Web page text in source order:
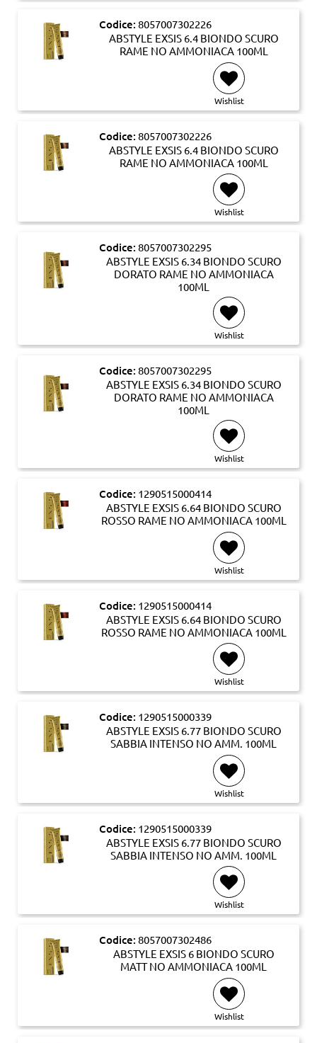
Codice: 8057007302226
ABSTYLE EXSIS 6.4 BIONDO SCURO
RAME NO AMMONIACA 100ML
Wishlist
Codice: 8057007302226
ABSTYLE EXSIS 6.4 BIONDO SCURO
RAME NO AMMONIACA 100ML
Wishlist
Codice: 8057007302295
ABSTYLE EXSIS 6.34 BIONDO SCURO
DORATO RAME NO AMMONIACA
100ML
Wishlist
Codice: 8057007302295
ABSTYLE EXSIS 6.34 BIONDO SCURO
DORATO RAME NO AMMONIACA
100ML
Wishlist
Codice: 1290515000414
ABSTYLE EXSIS 6.64 BIONDO SCURO
ROSSO RAME NO AMMONIACA 100ML
Wishlist
Codice: 1290515000414
ABSTYLE EXSIS 6.64 BIONDO SCURO
ROSSO RAME NO AMMONIACA 100ML
Wishlist
Codice: 1290515000339
ABSTYLE EXSIS 6.77 BIONDO SCURO
SABBIA INTENSO NO AMM. 100ML
Wishlist
Codice: 1290515000339
ABSTYLE EXSIS 6.77 BIONDO SCURO
SABBIA INTENSO NO AMM. 100ML
Wishlist
Codice: 8057007302486
ABSTYLE EXSIS 6 BIONDO SCURO
MATT NO AMMONIACA 100ML
Wishlist